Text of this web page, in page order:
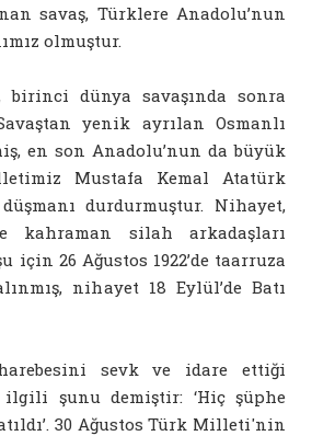
savaş, Türklere Anadolu’nun
olmuştur.
dünya savaşında sonra
yenik ayrılan Osmanlı
en son Anadolu’nun da büyük
Mustafa Kemal Atatürk
durdurmuştur. Nihayet,
kahraman silah arkadaşları
26 Ağustos 1922’de taarruza
nihayet 18 Eylül’de Batı
sevk ve idare ettiği
ilgili şunu demiştir: ‘Hiç şüphe
30 Ağustos Türk Milleti'nin